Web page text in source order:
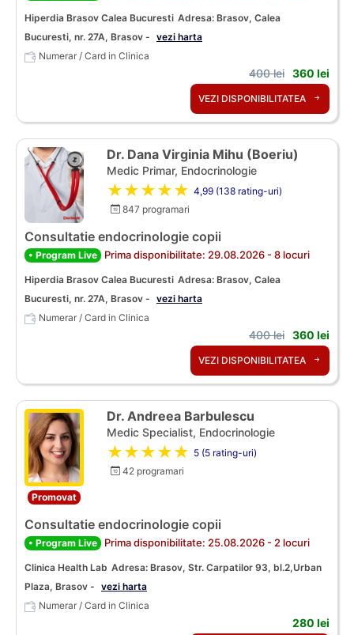
Hiperdia Brasov Calea Bucuresti Adresa: Brasov, Calea
Bucuresti, nr. 27A, Brasov - vezi harta
Numerar / Card in Clinica
400 lei 360 lei
VEZI DISPONIBILITATEA
Dr. Dana Virginia Mihu (Boeriu)
Medic Primar, Endocrinologie
★★★★★ 4,99 (138 rating-uri)
847 programari
Consultatie endocrinologie copii
• Program Live Prima disponibilitate: 29.08.2026 - 8 locuri
Hiperdia Brasov Calea Bucuresti Adresa: Brasov, Calea
Bucuresti, nr. 27A, Brasov - vezi harta
Numerar / Card in Clinica
400 lei 360 lei
VEZI DISPONIBILITATEA
Promovat
Dr. Andreea Barbulescu
Medic Specialist, Endocrinologie
★★★★★ 5 (5 rating-uri)
42 programari
Consultatie endocrinologie copii
• Program Live Prima disponibilitate: 25.08.2026 - 2 locuri
Clinica Health Lab Adresa: Brasov, Str. Carpatilor 93, bl.2,Urban
Plaza, Brasov - vezi harta
Numerar / Card in Clinica
280 lei